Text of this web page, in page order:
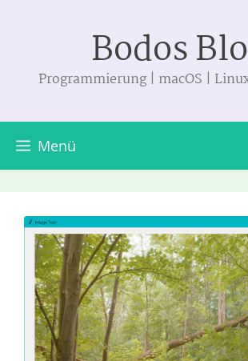
springen
Bodos
Programmierung | macOS |
Menü